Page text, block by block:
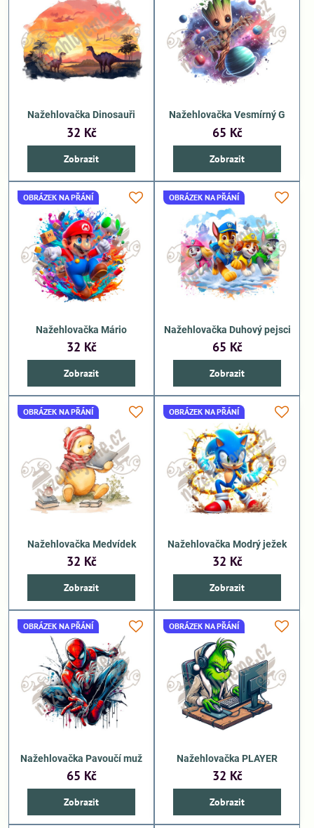
Nažehlovačka Dinosauři
32 Kč
Zobrazit
Nažehlovačka Vesmírný G
65 Kč
Zobrazit
OBRÁZEK NA PŘÁNÍ
Nažehlovačka Mário
32 Kč
Zobrazit
OBRÁZEK NA PŘÁNÍ
Nažehlovačka Duhový pejsci
65 Kč
Zobrazit
OBRÁZEK NA PŘÁNÍ
Nažehlovačka Medvídek
32 Kč
Zobrazit
OBRÁZEK NA PŘÁNÍ
Nažehlovačka Modrý ježek
32 Kč
Zobrazit
OBRÁZEK NA PŘÁNÍ
Nažehlovačka Pavoučí muž
65 Kč
Zobrazit
OBRÁZEK NA PŘÁNÍ
Nažehlovačka PLAYER
32 Kč
Zobrazit